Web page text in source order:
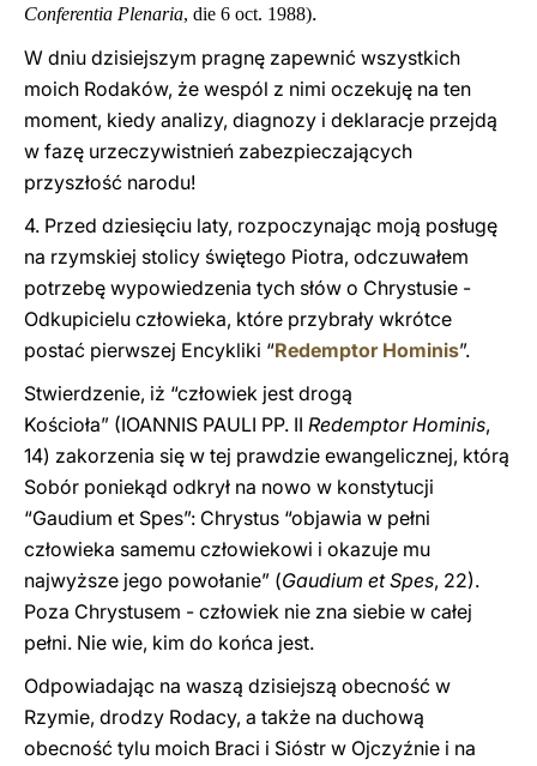
Conferentia Plenaria, die 6 oct. 1988).
W dniu dzisiejszym pragnę zapewnić wszystkich
moich Rodaków, że wespól z nimi oczekuję na ten
moment, kiedy analizy, diagnozy i deklaracje przejdą
w fazę urzeczywistnień zabezpieczających
przyszłość narodu!
4. Przed dziesięciu laty, rozpoczynając moją posługę
na rzymskiej stolicy świętego Piotra, odczuwałem
potrzebę wypowiedzenia tych słów o Chrystusie -
Odkupicielu człowieka, które przybrały wkrótce
postać pierwszej Encykliki “Redemptor Hominis”.
Stwierdzenie, iż “człowiek jest drogą
Kościoła” (IOANNIS PAULI PP. II Redemptor Hominis,
14) zakorzenia się w tej prawdzie ewangelicznej, którą
Sobór poniekąd odkrył na nowo w konstytucji
“Gaudium et Spes”: Chrystus “objawia w pełni
człowieka samemu człowiekowi i okazuje mu
najwyższe jego powołanie” (Gaudium et Spes, 22).
Poza Chrystusem - człowiek nie zna siebie w całej
pełni. Nie wie, kim do końca jest.
Odpowiadając na waszą dzisiejszą obecność w
Rzymie, drodzy Rodacy, a także na duchową
obecność tylu moich Braci i Sióstr w Ojczyźnie i na